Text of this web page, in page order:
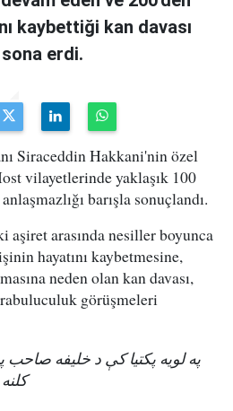
kaybettiği kan davası
sona erdi.
Siraceddin Hakkani'nin özel
vilayetlerinde yaklaşık 100
barışla sonuçlandı.
aşiret arasında nesiller boyunca
hayatını kaybetmesine,
neden olan kan davası,
görüşmeleri
په لویه پکتیا کې د خلیفه